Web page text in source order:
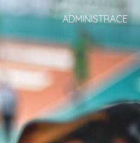
ADMINISTRACE